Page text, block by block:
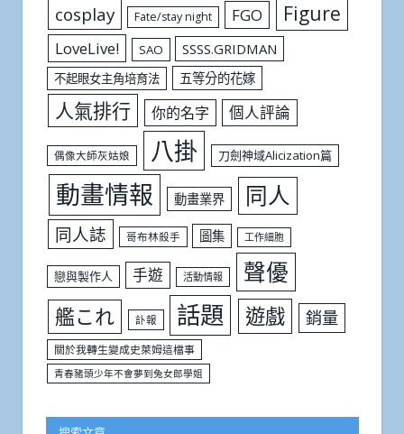
cosplay Fate/stay night FGO Figure
LoveLive! SAO SSSS.GRIDMAN
不起眼女主角培育法 五等分的花嫁
人氣排行 你的名字 個人評論
偶像大師灰姑娘 八掛 刀劍神域Alicization篇
動畫情報 動畫業界 同人
同人誌 哥布林殺手 圖集 工作細胞
戀與製作人 手遊 活動情報 聲優
艦これ 訃報 話題 遊戲 銷量
關於我轉生變成史萊姆這檔事
青春豬頭少年不會夢到兔女郎學姐